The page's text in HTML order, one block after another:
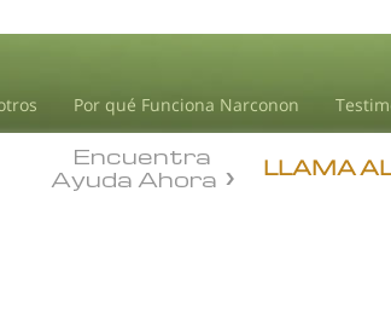
Por qué Funciona Narconon
LLAMA
Encuentra
Ayuda Ahora